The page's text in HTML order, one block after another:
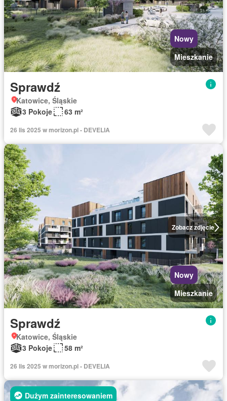
Nowy
Mieszkanie
Sprawdź
Katowice, Śląskie
3 Pokoje
63 m²
26 lis 2025 w morizon.pl - DEVELIA
Zobacz zdjęcie
Nowy
Mieszkanie
Sprawdź
Katowice, Śląskie
3 Pokoje
58 m²
26 lis 2025 w morizon.pl - DEVELIA
Dużym zainteresowaniem